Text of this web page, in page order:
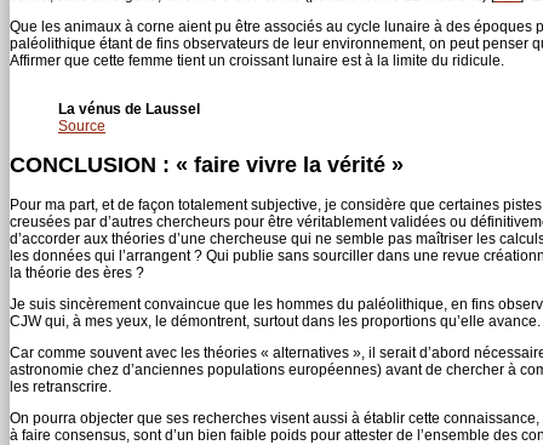
Que les animaux à corne aient pu être associés au cycle lunaire à des époques
paléolithique étant de fins observateurs de leur environnement, on peut penser
Affirmer que cette femme tient un croissant lunaire est à la limite du ridicule.
La vénus de Laussel
Source
CONCLUSION : « faire vivre la vérité »
Pour ma part, et de façon totalement subjective, je considère que certaines
creusées par d’autres chercheurs pour être véritablement validées ou
d’accorder aux théories d’une chercheuse qui ne semble pas maîtriser les
les données qui l’arrangent ? Qui publie sans sourciller dans une revue
la théorie des ères ?
Je suis sincèrement convaincue que les hommes du paléolithique, en fins
CJW qui, à mes yeux, le démontrent, surtout dans les proportions qu’elle avance.
Car comme souvent avec les théories « alternatives », il serait d’abord
astronomie chez d’anciennes populations européennes) avant de chercher à
les retranscrire.
On pourra objecter que ses recherches visent aussi à établir cette
à faire consensus, sont d’un bien faible poids pour attester de l’ensemble des